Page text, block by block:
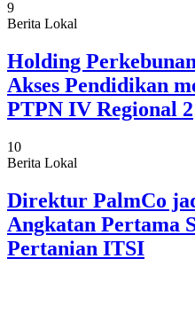
9
Berita Lokal
Holding
Akses Pendidikan
PTPN IV Regional 2
10
Berita Lokal
Direktur PalmCo
Angkatan Pertama
Pertanian ITSI